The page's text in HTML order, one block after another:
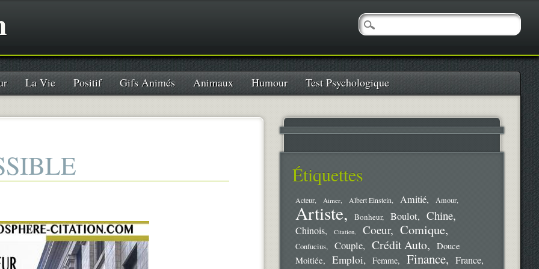
La Vie Positif Gifs Animés Animaux Humour Test Psychologique
Étiquettes
Acteur Aimer Albert Einstein Amitié Amour
Artiste Bonheur Boulot Chine
Chinois Citation Coeur Comique
Confucius Couple Crédit Auto
Douce
Moitiée
Emploi Femme Finance France